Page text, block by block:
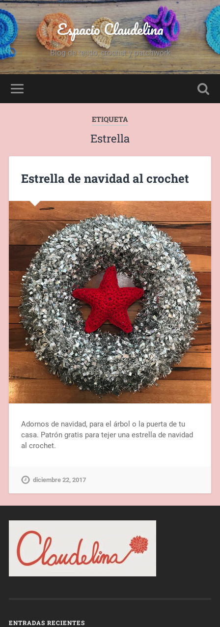
Espacio Claudelina
Blog de tejido, crochet y patchwork
ETIQUETA
Estrella
Estrella de navidad al crochet
Adornos de navidad, para el árbol o la puerta de tu
casa. Patrón gratis para tejer una estrella de navidad
al crochet.
diciembre 22, 2017
ENTRADAS RECIENTES